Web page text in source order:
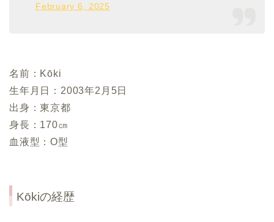
February 6, 2025
名前：Kōki
生年月日：2003年2月5日
出身：東京都
身長：170㎝
血液型：O型
Kōkiの経歴